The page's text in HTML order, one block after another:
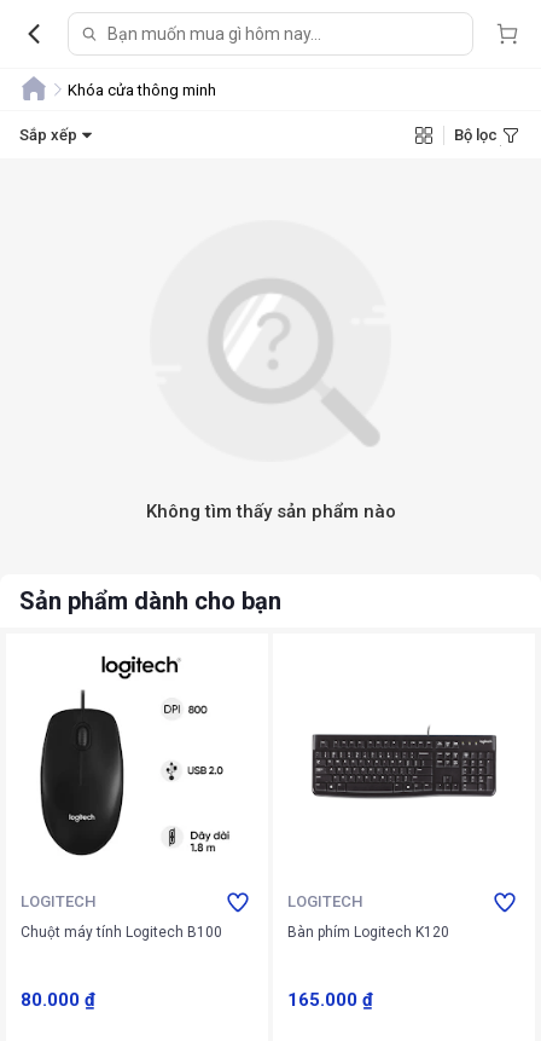
Khóa cửa thông minh
Sắp xếp Bộ lọc
Không tìm thấy sản phẩm nào
Sản phẩm dành cho bạn
LOGITECH
Chuột máy tính Logitech B100
80.000 ₫
LOGITECH
Bàn phím Logitech K120
165.000 ₫